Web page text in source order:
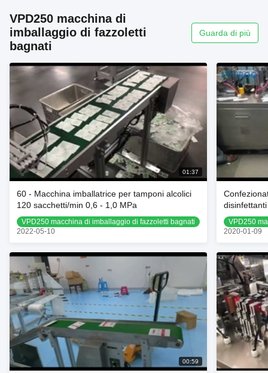
VPD250 macchina di
imballaggio di fazzoletti
bagnati
Guarda di più
01:37
60 - Macchina imballatrice per tamponi alcolici
120 sacchetti/min 0,6 - 1,0 MPa
VPD250 macchina di imballaggio di fazzoletti bagnati
2022-05-10
VPD250
2020-01-09
00:59